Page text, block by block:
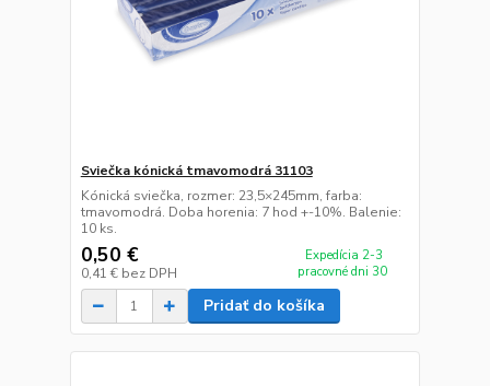
Sviečka kónická tmavomodrá 31103
Kónická sviečka, rozmer: 23,5×245mm, farba:
tmavomodrá. Doba horenia: 7 hod +-10%. Balenie:
10 ks.
0,50 €
0,41 € bez DPH
Expedícia 2-3
pracovné dni 30
Pridať do košíka